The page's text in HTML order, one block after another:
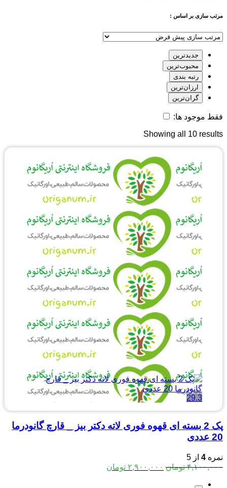
مرتب سازی بر اساس :
جدیدترین
محبوب‌ترین
رتبه بندی
ارزان‌ترین
گران‌ترین
فقط موجود ها:
Showing all 10 results
29.3
پک 2 بسته ای قهوه فوری لاته دکتر بیز _ قارچ گانودرما
20 عددی
نمره 4 از 5
۴,۱۰۰,۰۰۰ تومان قیمت
۲,۹۰۰,۰۰۰ تومان